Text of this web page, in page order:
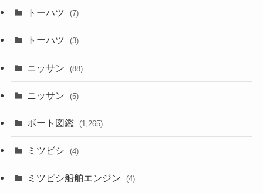
トーハツ (7)
トーハツ (3)
ニッサン (88)
ニッサン (5)
ボート図鑑 (1,265)
ミツビシ (4)
ミツビシ船舶エンジン (4)